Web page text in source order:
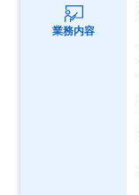
業務内容